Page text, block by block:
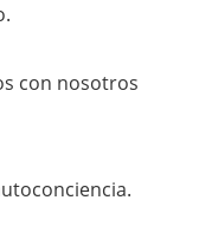
con nosotros